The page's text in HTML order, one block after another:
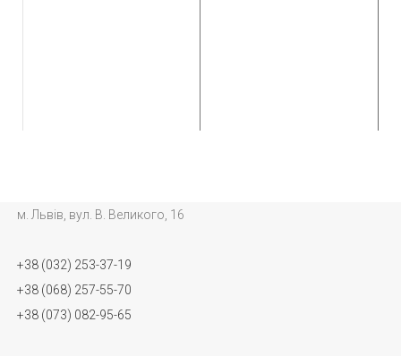
м. Львів, вул. В. Великого, 16
+38 (032) 253-37-19
+38 (068) 257-55-70
+38 (073) 082-95-65